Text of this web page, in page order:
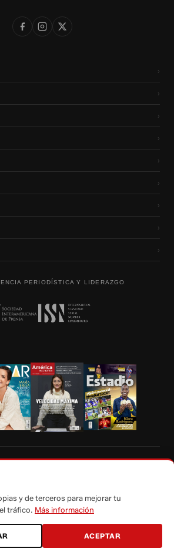
›
›
›
›
›
›
›
›
›
PERIODÍSTICA Y LIDERAZGO
de todos los contenidos de Vistazo.com.
y de terceros para mejorar tu
tráfico. Más información
ACEPTAR